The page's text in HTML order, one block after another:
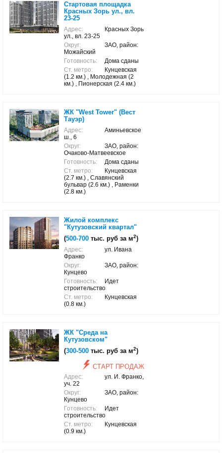
Стартовая площадка
Красных Зорь ул., вл.
23-25
Адрес:
Красных Зорь
ул., вл. 23-25
Округ:
ЗАО, район:
Можайский
Готовность:
Дома сданы
Ст. метро:
Кунцевская
(1.2 км.) , Молодежная (2
км.) , Пионерская (2.4 км.)
ЖК "West Tower" (Вест
Тауэр)
Адрес:
Аминьевское
ш., 6
Округ:
ЗАО, район:
Очаково-Матвеевское
Готовность:
Дома сданы
Ст. метро:
Кунцевская
(2.7 км.) , Славянский
бульвар (2.6 км.) , Раменки
(2.8 км.)
Жилой комплекс
"Кутузовский квартал"
(500-700 тыс. руб за м2)
Адрес:
ул. Ивана
Франко
Округ:
ЗАО, район:
Кунцево
Готовность:
Идет
строительство
Ст. метро:
Кунцевская
(0.8 км.)
ЖК "Среда на
Кутузовском"
(300-500 тыс. руб за м2)
СТАРТ ПРОДАЖ
Адрес:
ул. И. Франко,
уч. 22
Округ:
ЗАО, район:
Кунцево
Готовность:
Идет
строительство
Ст. метро:
Кунцевская
(0.9 км.)